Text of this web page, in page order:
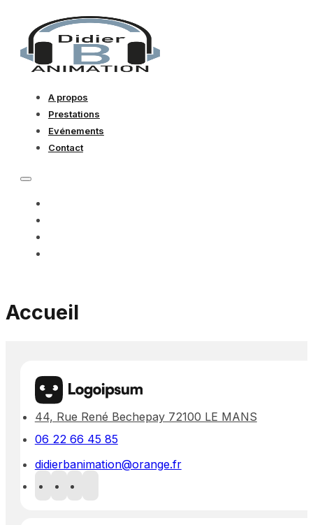
A propos
Prestations
Evénements
Contact
Accueil
44, Rue René Bechepay 72100 LE MANS
06 22 66 45 85
didierbanimation@orange.fr